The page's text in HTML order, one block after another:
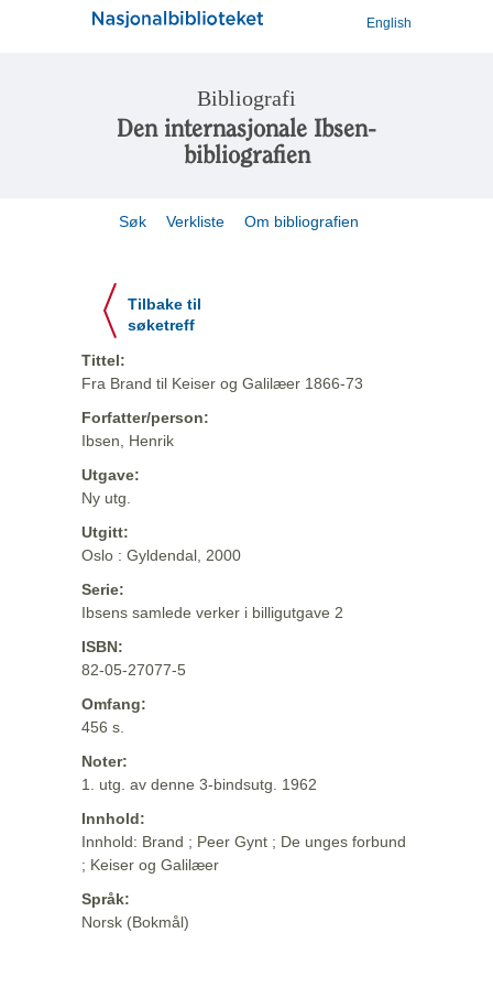
English
Bibliografi
Den internasjonale Ibsen-
bibliografien
Søk Verkliste Om bibliografien
Tilbake til
søketreff
Tittel:
Fra Brand til Keiser og Galilæer 1866-73
Forfatter/person:
Ibsen, Henrik
Utgave:
Ny utg.
Utgitt:
Oslo : Gyldendal, 2000
Serie:
Ibsens samlede verker i billigutgave 2
ISBN:
82-05-27077-5
Omfang:
456 s.
Noter:
1. utg. av denne 3-bindsutg. 1962
Innhold:
Innhold: Brand ; Peer Gynt ; De unges forbund
; Keiser og Galilæer
Språk:
Norsk (Bokmål)